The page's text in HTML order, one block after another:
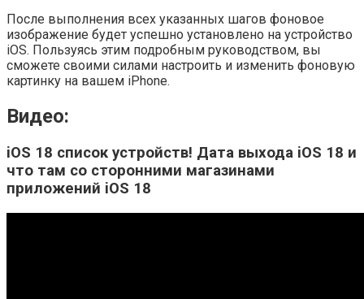
После выполнения всех указанных шагов фоновое
изображение будет успешно установлено на устройство
iOS. Пользуясь этим подробным руководством, вы
сможете своими силами настроить и изменить фоновую
картинку на вашем iPhone.
Видео:
iOS 18 список устройств! Дата выхода iOS 18 и
что там со сторонними магазинами
приложений iOS 18